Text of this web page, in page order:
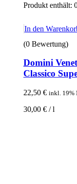
Produkt enthält:
In den
(0 Bewertung)
Domini
Classico
22,50 € inkl. 19%
30,00 € /l